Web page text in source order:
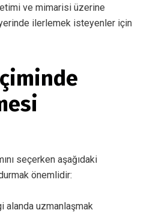
ve mimarisi üzerine
ilerlemek isteyenler için
seçerken aşağıdaki
önemlidir:
alanda uzmanlaşmak